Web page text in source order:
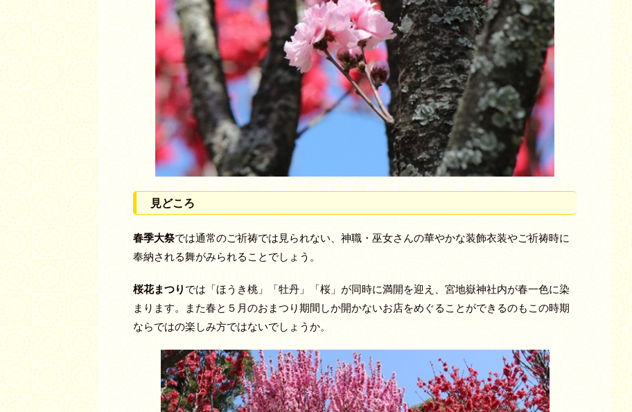
見どころ
春季大祭では通常のご祈祷では見られない、神職・巫女さんの華やかな装飾衣装やご祈祷時に
奉納される舞がみられることでしょう。
桜花まつりでは「ほうき桃」「牡丹」「桜」が同時に満開を迎え、宮地嶽神社内が春一色に染
まります。また春と５月のおまつり期間しか開かないお店をめぐることができるのもこの時期
ならではの楽しみ方ではないでしょうか。